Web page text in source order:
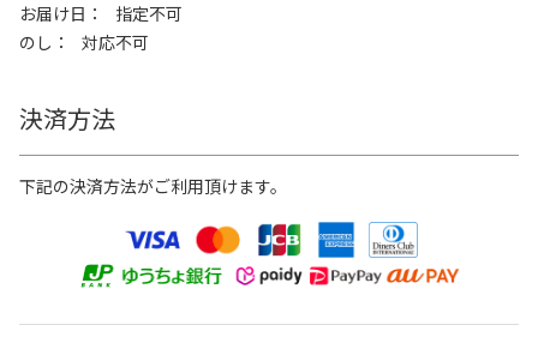
お届け日
指定不可
のし
対応不可
決済方法
下記の決済方法がご利用頂けます。